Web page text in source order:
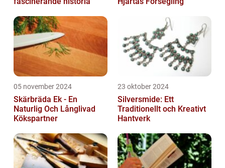
05 november 2024
Skärbräda Ek - En
Naturlig Och Långlivad
Kökspartner
23 oktober 2024
Silversmide: Ett
Traditionellt och Kreativt
Hantverk